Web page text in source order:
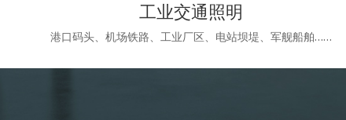
工业交通照明
港口码头、机场铁路、工业厂区、电站坝堤、军舰船舶……